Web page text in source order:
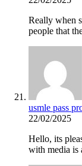
Really when
people that
usmle pass
22/02/2025
Hello, its
with media is